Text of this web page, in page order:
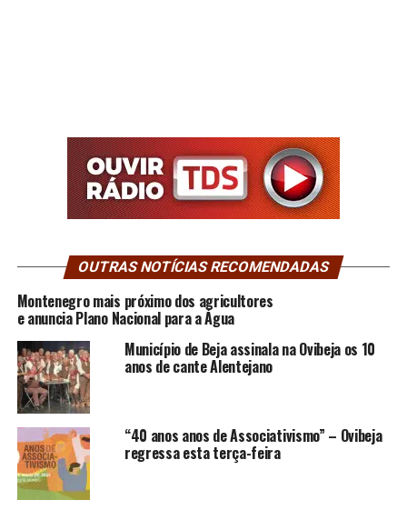
OUTRAS NOTÍCIAS RECOMENDADAS
Montenegro mais próximo dos agricultores
e anuncia Plano Nacional para a Água
Município de Beja assinala na Ovibeja os 10
anos de cante Alentejano
“40 anos anos de Associativismo” – Ovibeja
regressa esta terça-feira